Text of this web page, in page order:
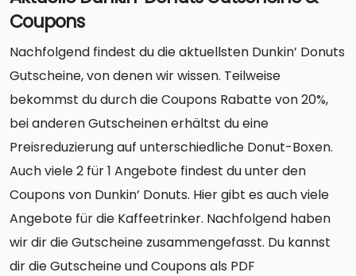
Coupons
Nachfolgend findest du die aktuellsten Dunkin’ Donuts
Gutscheine, von denen wir wissen. Teilweise
bekommst du durch die Coupons Rabatte von 20%,
bei anderen Gutscheinen erhältst du eine
Preisreduzierung auf unterschiedliche Donut-Boxen.
Auch viele 2 für 1 Angebote findest du unter den
Coupons von Dunkin’ Donuts. Hier gibt es auch viele
Angebote für die Kaffeetrinker. Nachfolgend haben
wir dir die Gutscheine zusammengefasst. Du kannst
dir die Gutscheine und Coupons als PDF